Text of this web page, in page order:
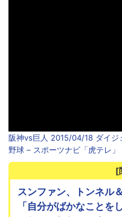
阪神vs巨人 2015/04/18 ダイジ
野球 – スポーツナビ「虎テレ」
[
スンファン、トンネル
「自分がばかなことを